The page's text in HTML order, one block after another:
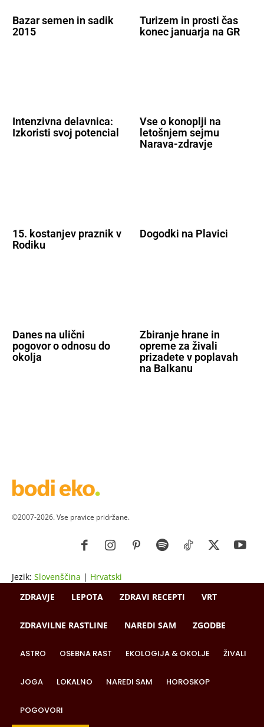
Bazar semen in sadik
2015
Turizem in prosti čas
konec januarja na GR
Intenzivna delavnica:
Izkoristi svoj potencial
Vse o konoplji na
letošnjem sejmu
Narava-zdravje
15. kostanjev praznik v
Rodiku
Dogodki na Plavici
Danes na ulični
pogovor o odnosu do
okolja
Zbiranje hrane in
opreme za živali
prizadete v poplavah
na Balkanu
©2007-2026. Vse pravice pridržane.
Jezik: Slovenščina | Hrvatski
ZDRAVJE
LEPOTA ZDRAVI RECEPTI VRT
ZDRAVILNE RASTLINE NAREDI SAM ZGODBE
ASTRO OSEBNA RAST EKOLOGIJA & OKOLJE ŽIVALI
JOGA LOKALNO NAREDI SAM HOROSKOP
POGOVORI